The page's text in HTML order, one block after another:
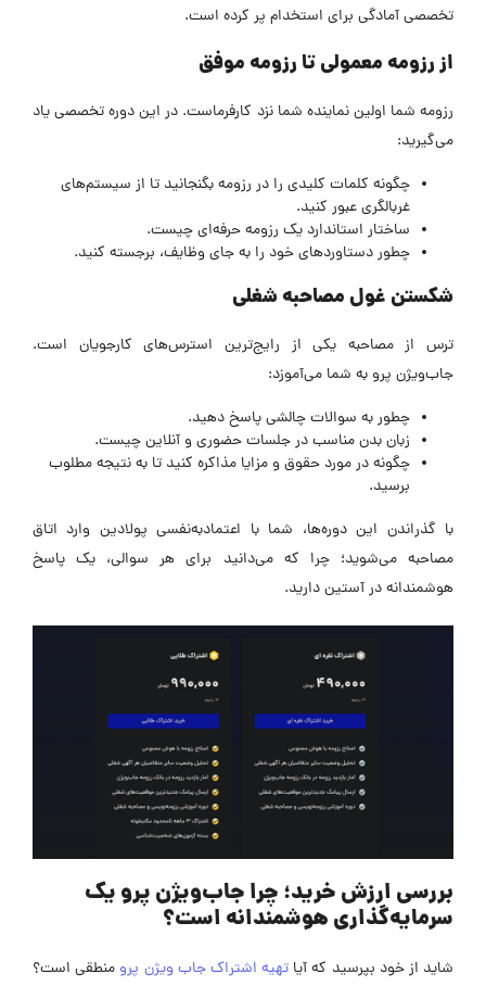
تخصصی آمادگی برای استخدام پر کرده است.
از رزومه معمولی تا رزومه موفق
رزومه شما اولین نماینده شما نزد کارفرماست. در این دوره تخصصی یاد
می‌گیرید:
چگونه کلمات کلیدی را در رزومه بگنجانید تا از سیستم‌های
غربالگری عبور کنید.
ساختار استاندارد یک رزومه حرفه‌ای چیست.
چطور دستاوردهای خود را به جای وظایف، برجسته کنید.
شکستن غول مصاحبه شغلی
ترس از مصاحبه یکی از رایج‌ترین استرس‌های کارجویان است.
جاب‌ویژن پرو به شما می‌آموزد:
چطور به سوالات چالشی پاسخ دهید.
زبان بدن مناسب در جلسات حضوری و آنلاین چیست.
چگونه در مورد حقوق و مزایا مذاکره کنید تا به نتیجه مطلوب
برسید.
با گذراندن این دوره‌ها، شما با اعتمادبه‌نفسی پولادین وارد اتاق
مصاحبه می‌شوید؛ چرا که می‌دانید برای هر سوالی، یک پاسخ
هوشمندانه در آستین دارید.
بررسی ارزش خرید؛ چرا جاب‌ویژن پرو یک
سرمایه‌گذاری هوشمندانه است؟
شاید از خود بپرسید که آیا تهیه اشتراک جاب ویژن پرو منطقی است؟